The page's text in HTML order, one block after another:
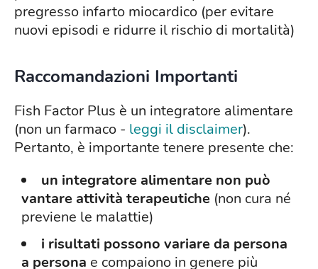
pregresso infarto miocardico (per evitare
nuovi episodi e ridurre il rischio di mortalità)
Raccomandazioni Importanti
Fish Factor Plus è un integratore alimentare
(non un farmaco - leggi il disclaimer).
Pertanto, è importante tenere presente che:
un integratore alimentare non può
vantare attività terapeutiche (non cura né
previene le malattie)
i risultati possono variare da persona
a persona e compaiono in genere più